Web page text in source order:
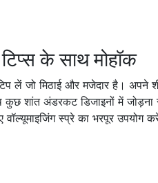
के साथ मोहॉक
जो मिठाई और मजेदार है। अपने
शांत अंडरकट डिजाइनों में
स्प्रे का भरपूर उपयोग